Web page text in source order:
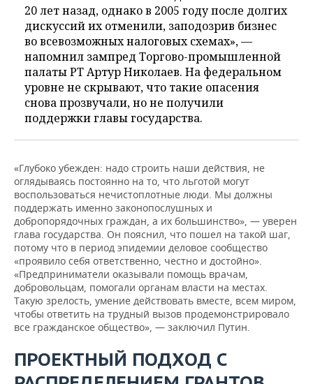
20 лет назад, однако в 2005 году после долгих
дискуссий их отменили, заподозрив бизнес
во всевозможных налоговых схемах», —
напомнил зампред Торгово-промышленной
палаты РТ Артур Николаев. На федеральном
уровне не скрывают, что такие опасения
снова прозвучали, но не получили
поддержки главы государства.
«Глубоко убежден: надо строить наши действия, не
оглядываясь постоянно на то, что льготой могут
воспользоваться нечистоплотные люди. Мы должны
поддержать именно законопослушных и
добропорядочных граждан, а их большинство», — уверен
глава государства. Он пояснил, что пошел на такой шаг,
потому что в период эпидемии деловое сообщество
«проявило себя ответственно, честно и достойно».
«Предприниматели оказывали помощь врачам,
добровольцам, помогали органам власти на местах.
Такую зрелость, умение действовать вместе, всем миром,
чтобы ответить на трудный вызов продемонстрировало
все гражданское общество», — заключил Путин.
ПРОЕКТНЫЙ ПОДХОД С